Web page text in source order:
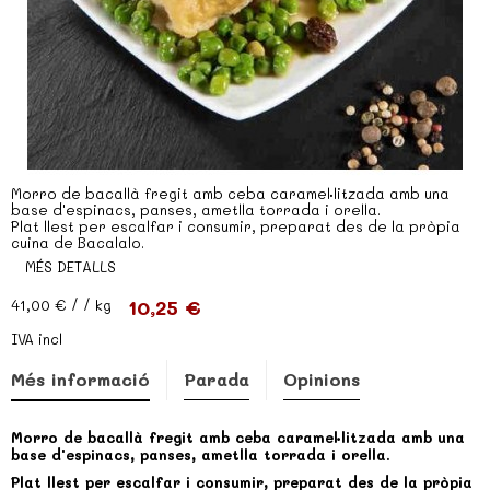
Morro de bacallà fregit amb ceba caramel·litzada amb una
base d'espinacs, panses, ametlla torrada i orella.
Plat llest per escalfar i consumir, preparat des de la pròpia
cuina de Bacalalo.
MÉS DETALLS
41,00 € / / kg 10,25 €
IVA incl
Més informació Parada Opinions
Morro de bacallà fregit amb ceba caramel·litzada amb una
base d'espinacs, panses, ametlla torrada i orella.
Plat llest per escalfar i consumir, preparat des de la pròpia